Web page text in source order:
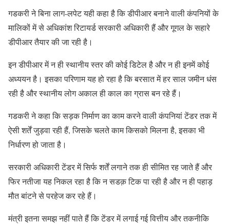
गडकरी ने बिना लाग-लपेट यही कहा है कि डीपीआर बनाने वाली कंपनियों के
मालिकों में से अधिकांश रिटायर्ड सरकारी अधिकारी हैं और गूगल के सहारे
डीपीआर तैयार की जा रही है।
इन डीपीआर में न ही स्थानीय स्तर की कोई डिटेल है और न ही इनमें कोई
अध्ययन है। इसका परिणाम यह हो रहा है कि बरसात में हर साल जमीन धंस
रही है और स्थानीय लोग अकाल ही काल का ग्रास बन रहे हैं।
गडकरी ने कहा कि सड़क निर्माण का काम करने वाली कंपनियां टेंडर तक में
ऐसी शर्तें जुड़वा रही हैं, जिसके चलते काम किसको मिलना है, इसका भी
निर्धारण हो जाता है।
सरकारी अधिकारी टेंडर में सिर्फ शर्तें लगाने तक ही सीमित रह जाते हैं और
फिर नतीजा यह निकल रहा है कि न सडक़ टिक पा रही है और न ही पहाड़
मौत बांटने से परहेज कर रहे हैं।
मंत्री इतना समझ नहीं पाते हैं कि टेंडर में लगाई गई वित्तीय और तकनीकि